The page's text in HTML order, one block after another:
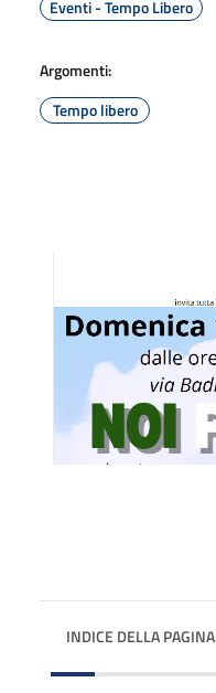
Eventi - Tempo Libero
Argomenti:
Tempo libero
INDICE DELLA PAGINA